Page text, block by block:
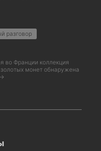
разговор
во Франции коллекция
монет обнаружена